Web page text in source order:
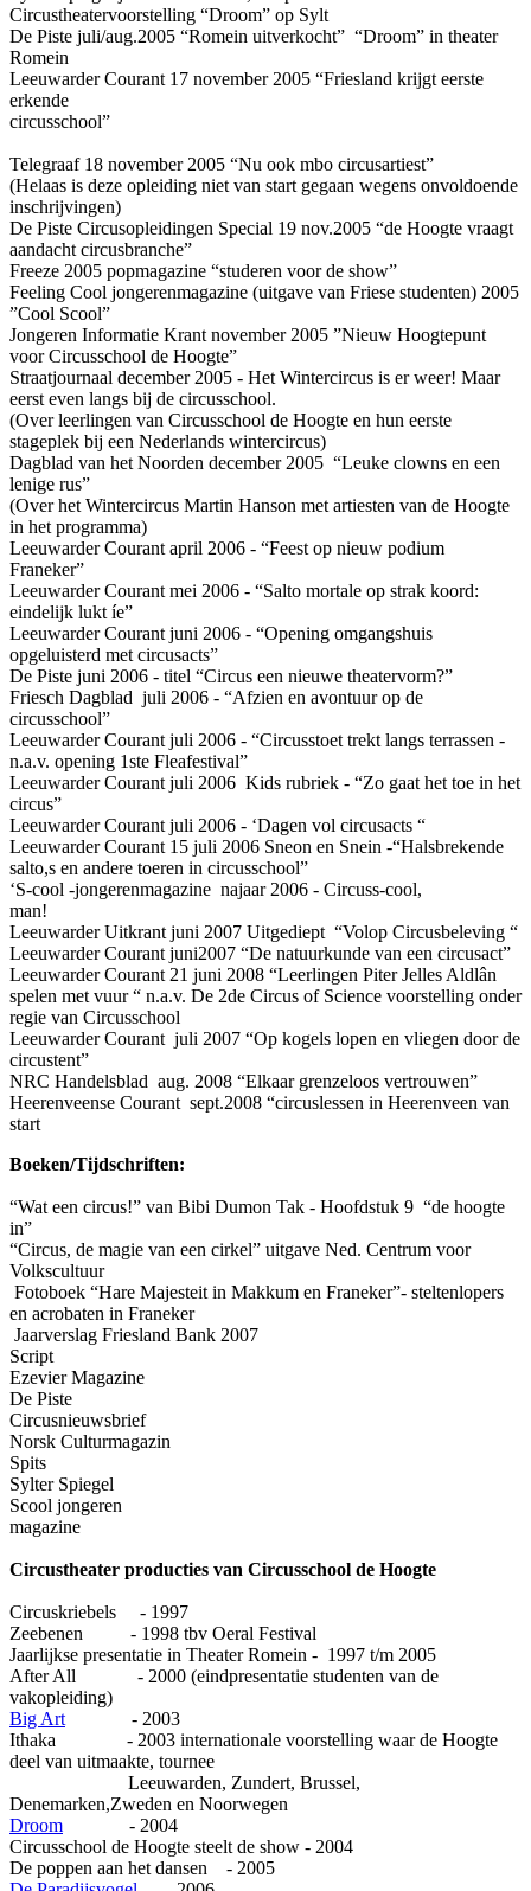
Circustheatervoorstelling “Droom” op Sylt
De Piste juli/aug.2005 “Romein uitverkocht” “Droom” in theater
Romein
Leeuwarder Courant 17 november 2005 “Friesland krijgt eerste
erkende
Telegraaf 18 november 2005 “Nu ook mbo circusartiest”
(Helaas is deze opleiding niet van start gegaan wegens onvoldoende
inschrijvingen)
De Piste Circusopleidingen Special 19 nov.2005 “de Hoogte vraagt
aandacht circusbranche”
Freeze 2005 popmagazine “studeren voor de show”
Feeling Cool jongerenmagazine (uitgave van Friese studenten) 2005
”Cool Scool”
Jongeren Informatie Krant november 2005 ”Nieuw Hoogtepunt
voor Circusschool de Hoogte”
Straatjournaal december 2005 - Het Wintercircus is er weer! Maar
eerst even langs bij de circusschool.
(Over leerlingen van Circusschool de Hoogte en hun eerste
stageplek bij een Nederlands wintercircus)
Dagblad van het Noorden december 2005 “Leuke clowns en een
lenige rus”
(Over het Wintercircus Martin Hanson met artiesten van de Hoogte
in het programma)
Leeuwarder Courant april 2006 - “Feest op nieuw podium
Franeker”
Leeuwarder Courant mei 2006 - “Salto mortale op strak koord:
eindelijk lukt íe”
Leeuwarder Courant juni 2006 - “Opening omgangshuis
opgeluisterd met circusacts”
De Piste juni 2006 - titel “Circus een nieuwe theatervorm?”
Friesch Dagblad juli 2006 - “Afzien en avontuur op de
circusschool”
Leeuwarder Courant juli 2006 - “Circusstoet trekt langs terrassen -
n.a.v. opening 1ste Fleafestival”
Leeuwarder Courant juli 2006 Kids rubriek - “Zo gaat het toe in het
circus”
Leeuwarder Courant juli 2006 - ‘Dagen vol circusacts “
Leeuwarder Courant 15 juli 2006 Sneon en Snein -“Halsbrekende
salto,s en andere toeren in circusschool”
‘S-cool -jongerenmagazine najaar 2006 - Circuss-cool,
man!
Leeuwarder Uitkrant juni 2007 Uitgediept “Volop Circusbeleving “
Leeuwarder Courant juni2007 “De natuurkunde van een circusact”
Leeuwarder Courant 21 juni 2008 “Leerlingen Piter Jelles Aldlân
spelen met vuur “ n.a.v. De 2de Circus of Science voorstelling onder
regie van Circusschool
Leeuwarder Courant juli 2007 “Op kogels lopen en vliegen door de
circustent”
NRC Handelsblad aug. 2008 “Elkaar grenzeloos vertrouwen”
Heerenveense Courant sept.2008 “circuslessen in Heerenveen van
start
Boeken/Tijdschriften:
“Wat een circus!” van Bibi Dumon Tak - Hoofdstuk 9 “de hoogte
in”
“Circus, de magie van een cirkel” uitgave Ned. Centrum voor
Volkscultuur
Fotoboek “Hare Majesteit in Makkum en Franeker”- steltenlopers
en acrobaten in Franeker
Jaarverslag Friesland Bank 2007
Script
Ezevier Magazine
De Piste
Circusnieuwsbrief
Norsk Culturmagazin
Spits
Sylter Spiegel
Scool jongeren
magazine
Circustheater producties van Circusschool de Hoogte
Circuskriebels - 1997
Zeebenen - 1998 tbv Oeral Festival
Jaarlijkse presentatie in Theater Romein - 1997 t/m 2005
After All - 2000 (eindpresentatie studenten van de
vakopleiding)
Big Art - 2003
Ithaka - 2003 internationale voorstelling waar de Hoogte
deel van uitmaakte, tournee
Leeuwarden, Zundert, Brussel,
Denemarken,Zweden en Noorwegen
Droom - 2004
Circusschool de Hoogte steelt de show - 2004
De poppen aan het dansen - 2005